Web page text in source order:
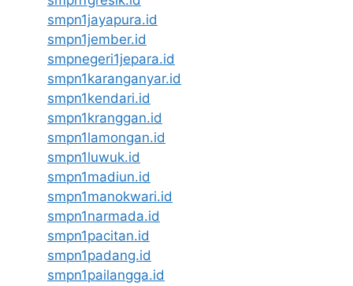
smpn1jayapura.id
smpn1jember.id
smpnegeri1jepara.id
smpn1karanganyar.id
smpn1kendari.id
smpn1kranggan.id
smpn1lamongan.id
smpn1luwuk.id
smpn1madiun.id
smpn1manokwari.id
smpn1narmada.id
smpn1pacitan.id
smpn1padang.id
smpn1pailangga.id